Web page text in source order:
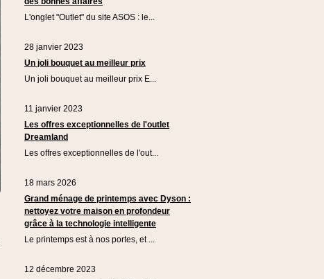
L'onglet "Outlet" du site ASOS : le...
28 janvier 2023
Un joli bouquet au meilleur prix
Un joli bouquet au meilleur prix E...
11 janvier 2023
Les offres exceptionnelles de l'outlet
Dreamland
Les offres exceptionnelles de l'out...
18 mars 2026
Grand ménage de printemps avec Dyson :
nettoyez votre maison en profondeur
grâce à la technologie intelligente
Le printemps est à nos portes, et ...
12 décembre 2023